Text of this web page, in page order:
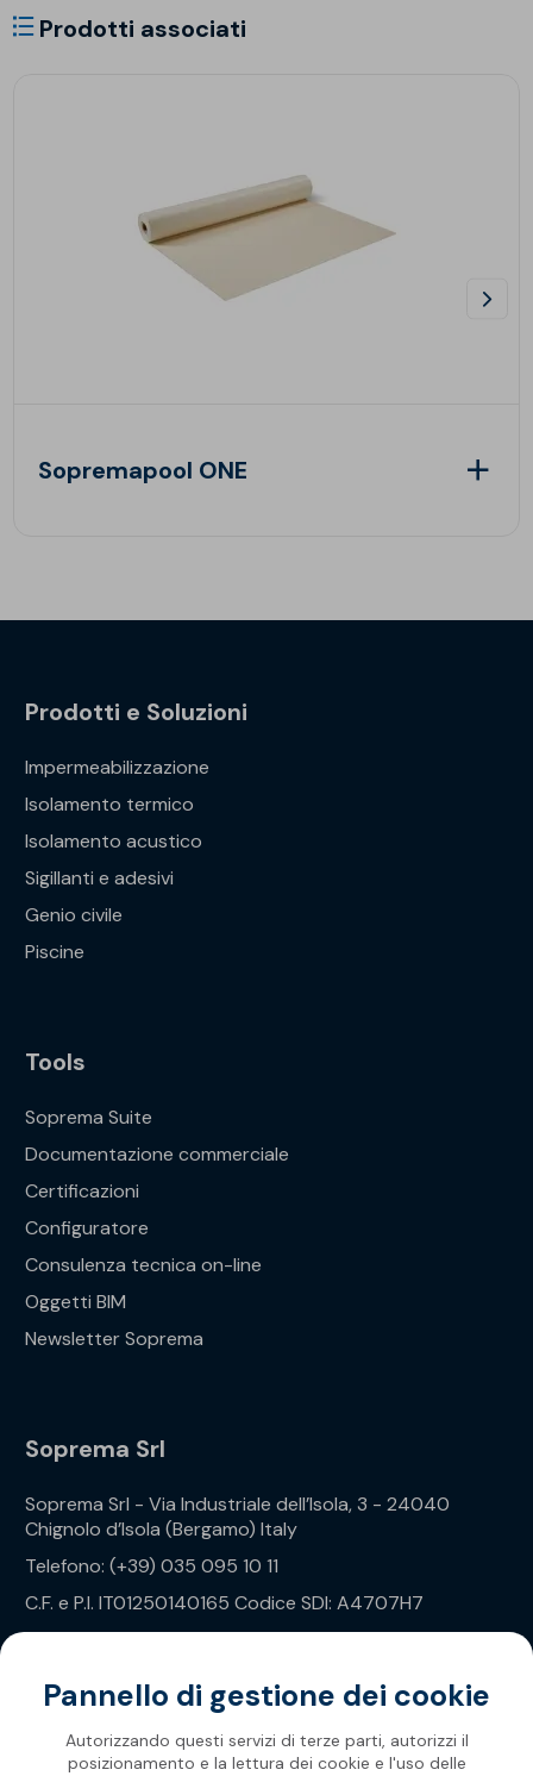
Prodotti associati
Sopremapool ONE
Prodotti e Soluzioni
Impermeabilizzazione
Isolamento termico
Isolamento acustico
Sigillanti e adesivi
Genio civile
Piscine
Tools
Soprema Suite
Documentazione commerciale
Certificazioni
Configuratore
Consulenza tecnica on-line
Oggetti BIM
Newsletter Soprema
Soprema Srl
Soprema Srl - Via Industriale dell’Isola, 3 - 24040
Chignolo d’Isola (Bergamo) Italy
Telefono: (+39) 035 095 10 11
C.F. e P.I. IT01250140165 Codice SDI: A4707H7
Privacy Policy
Pannello di gestione dei cookie
Autorizzando questi servizi di terze parti, autorizzi il
posizionamento e la lettura dei cookie e l'uso delle